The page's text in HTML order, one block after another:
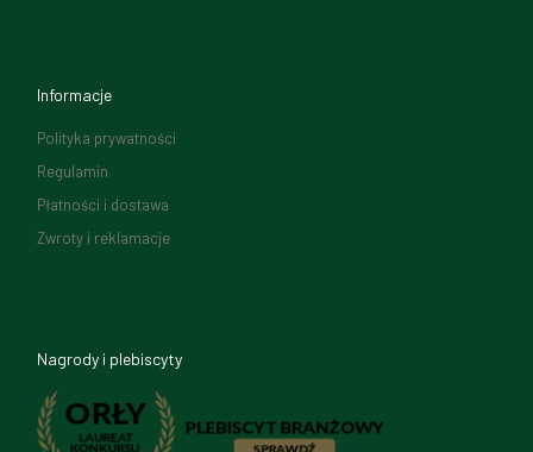
Informacje
Polityka prywatności
Regulamin
Płatności i dostawa
Zwroty i reklamacje
Nagrody i plebiscyty